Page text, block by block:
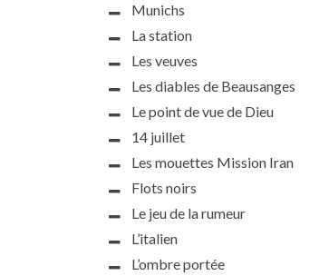
Munichs
La station
Les veuves
Les diables de Beausanges
Le point de vue de Dieu
14 juillet
Les mouettes Mission Iran
Flots noirs
Le jeu de la rumeur
L’italien
L’ombre portée